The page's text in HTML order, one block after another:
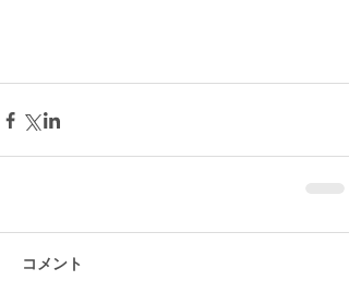
コメント